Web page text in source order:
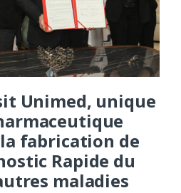
Unimed, unique
fabrication de
Rapide du
maladies